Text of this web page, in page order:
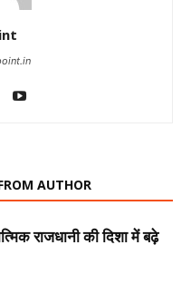
AUTHOR
राजधानी की दिशा में बढ़े